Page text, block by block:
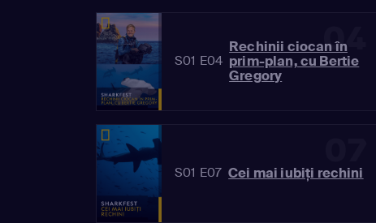
04
S01 E04
Rechinii ciocan în
prim-plan, cu Bertie
Gregory
S01 E07 Cei mai iubiți rechini